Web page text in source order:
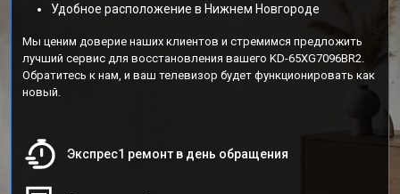
Удобное расположение в Нижнем Новгороде
Мы ценим доверие наших клиентов и стремимся предложить
лучший сервис для восстановления вашего KD-65XG7096BR2.
Обратитесь к нам, и ваш телевизор будет функционировать как
новый.
Экспрес1 ремонт в день обращения